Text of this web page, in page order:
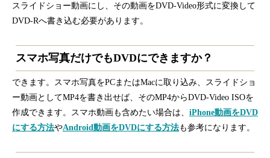
スライドショー動画にし、その動画をDVD-Video形式に変換して
DVD-Rへ書き込む必要があります。
スマホ写真だけでもDVDにできますか？
できます。スマホ写真をPCまたはMacに取り込み、スライドショ
ー動画としてMP4を書き出せば、そのMP4からDVD-Video ISOを
作成できます。スマホ動画も含めたい場合は、 iPhone動画をDVD
にする方法やAndroid動画をDVDにする方法も参考になります。